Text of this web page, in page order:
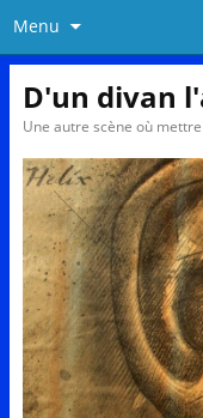
Menu
D'un divan
Une autre scène où